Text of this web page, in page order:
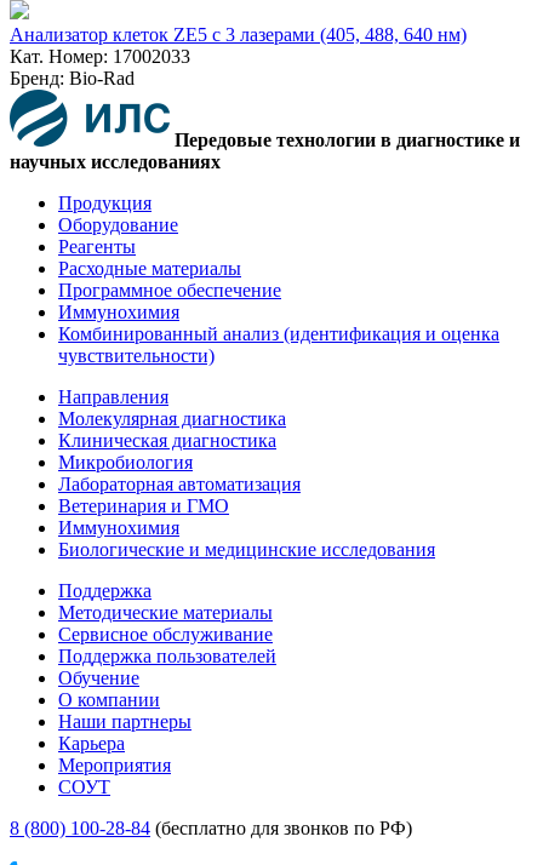
Анализатор клеток ZE5 с 3 лазерами (405, 488, 640 нм)
Кат. Номер: 17002033
Бренд: Bio-Rad
Передовые технологии в диагностике и
научных исследованиях
Продукция
Оборудование
Реагенты
Расходные материалы
Программное обеспечение
Иммунохимия
Комбинированный анализ (идентификация и оценка
чувствительности)
Направления
Молекулярная диагностика
Клиническая диагностика
Микробиология
Лабораторная автоматизация
Ветеринария и ГМО
Иммунохимия
Биологические и медицинские исследования
Поддержка
Методические материалы
Сервисное обслуживание
Поддержка пользователей
Обучение
О компании
Наши партнеры
Карьера
Мероприятия
СОУТ
8 (800) 100-28-84 (бесплатно для звонков по РФ)